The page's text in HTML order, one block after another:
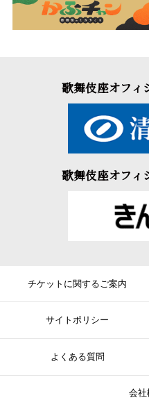
歌舞伎座オフィ
歌舞伎座オフィ
チケットに関するご案内
サイトポリシー
よくある質問
会社